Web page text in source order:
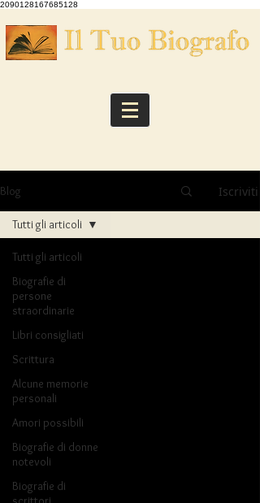
2090128167685128
Blog Iscriviti
Tutti gli articoli
Biografie di
persone
straordinarie
Libri consigliati
Scrittura
Alcune memorie
personali
Amori possibili
Biografie di donne
notevoli
Biografie di
Tutti gli articoli